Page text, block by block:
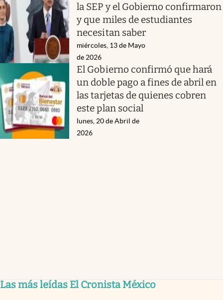
la SEP y el Gobierno confirmaron
y que miles de estudiantes
necesitan saber
miércoles, 13 de Mayo
de 2026
El Gobierno confirmó que hará
un doble pago a fines de abril en
las tarjetas de quienes cobren
este plan social
lunes, 20 de Abril de
2026
Las más leídas El Cronista México